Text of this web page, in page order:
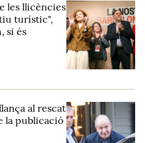
les llicències
turístic",
si és
al rescat
la publicació